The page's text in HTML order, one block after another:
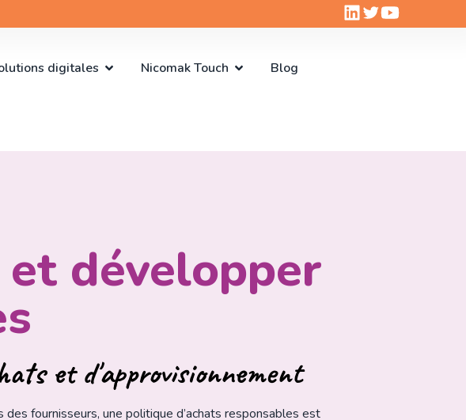
digitales Nicomak Touch Blog
développer
et d'approvisionnement
fournisseurs, une politique d’achats responsables est